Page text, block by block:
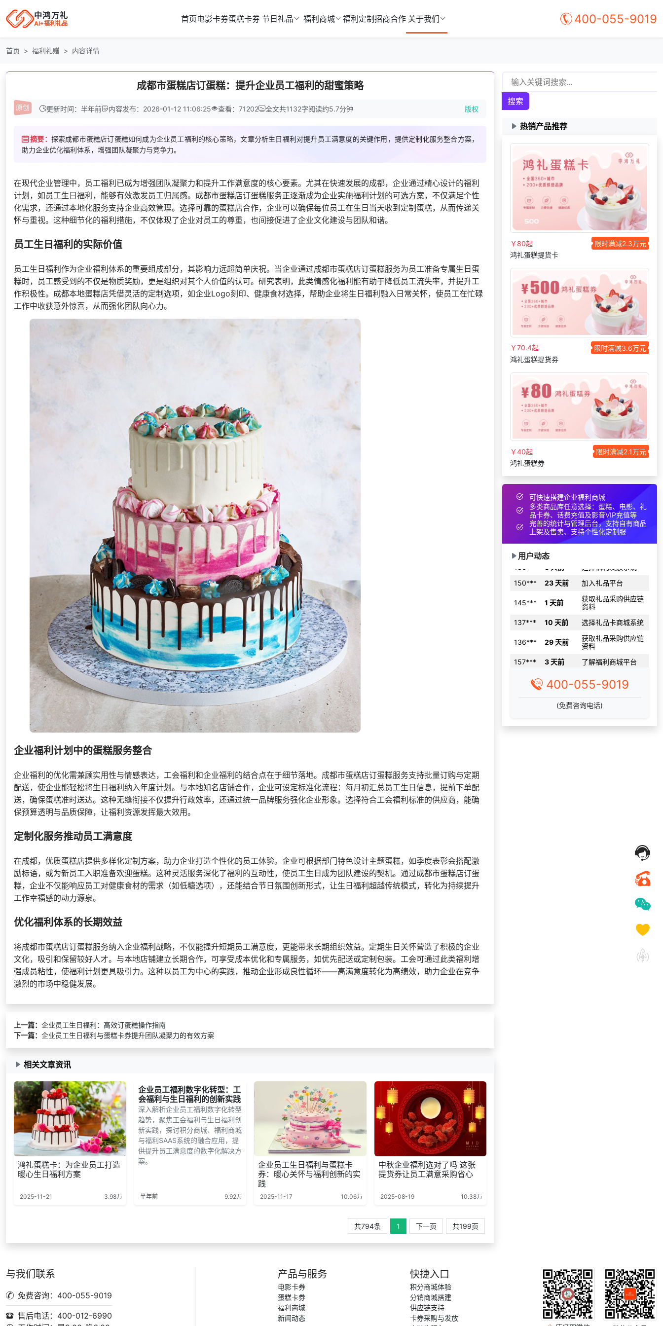
中鸿万礼
AI+福利礼品 首页电影卡券蛋糕卡券 节日礼品 福利商城 福利定制 招商合作 关于我们 400-055-9019
首页 福利礼赠 内容详情
成都市蛋糕店订蛋糕：提升企业员工福利的甜蜜策略
更新时间：半年前 内容发布：2026-01-12 11:06:25 查看：71202 全文共1132字阅读约5.7分钟 版权
摘要： 探索成都市蛋糕店订蛋糕如何成为企业员工福利的核心策略，文章分析生日福利对提升员工满意度的关键作用，提供定制化服务整合方案，
助力企业优化福利体系，增强团队凝聚力与竞争力。
在现代企业管理中，员工福利已成为增强团队凝聚力和提升工作满意度的核心要素。尤其在快速发展的成都，企业通过精心设计的福利
计划，如员工生日福利，能够有效激发员工归属感。成都市蛋糕店订蛋糕服务正逐渐成为企业实施福利计划的可选方案，不仅满足个性
化需求，还通过本地化服务支持企业高效管理。选择可靠的蛋糕店合作，企业可以确保每位员工在生日当天收到定制蛋糕，从而传递关
怀与重视。这种细节化的福利措施，不仅体现了企业对员工的尊重，也间接促进了企业文化建设与团队和谐。
员工生日福利的实际价值
员工生日福利作为企业福利体系的重要组成部分，其影响力远超简单庆祝。当企业通过成都市蛋糕店订蛋糕服务为员工准备专属生日蛋
糕时，员工感受到的不仅是物质奖励，更是组织对其个人价值的认可。研究表明，此类情感化福利能有助于降低员工流失率，并提升工
作积极性。成都本地蛋糕店凭借灵活的定制选项，如企业Logo刻印、健康食材选择，帮助企业将生日福利融入日常关怀，使员工在忙碌
工作中收获意外惊喜，从而强化团队向心力。
企业福利计划中的蛋糕服务整合
企业福利的优化需兼顾实用性与情感表达，工会福利和企业福利的结合点在于细节落地。成都市蛋糕店订蛋糕服务支持批量订购与定期
配送，使企业能轻松将生日福利纳入年度计划。与本地知名店铺合作，企业可设定标准化流程：每月初汇总员工生日信息，提前下单配
送，确保蛋糕准时送达。这种无缝衔接不仅提升行政效率，还通过统一品牌服务强化企业形象。选择符合工会福利标准的供应商，能确
保预算透明与品质保障，让福利资源发挥最大效用。
定制化服务推动员工满意度
在成都，优质蛋糕店提供多样化定制方案，助力企业打造个性化的员工体验。企业可根据部门特色设计主题蛋糕，如季度表彰会搭配激
励标语，或为新员工入职准备欢迎蛋糕。这种灵活服务深化了福利的互动性，使员工生日成为团队建设的契机。通过成都市蛋糕店订蛋
糕，企业不仅能响应员工对健康食材的需求（如低糖选项），还能结合节日氛围创新形式，让生日福利超越传统模式，转化为持续提升
工作幸福感的动力源泉。
优化福利体系的长期效益
将成都市蛋糕店订蛋糕服务纳入企业福利战略，不仅能提升短期员工满意度，更能带来长期组织效益。定期生日关怀营造了积极的企业
文化，吸引和保留较好人才。与本地店铺建立长期合作，可享受成本优化和专属服务，如优先配送或定制包装。工会可通过此类福利增
强成员粘性，使福利计划更具吸引力。这种以员工为中心的实践，推动企业形成良性循环——高满意度转化为高绩效，助力企业在竞争
激烈的市场中稳健发展。
上一篇： 企业员工生日福利：高效订蛋糕操作指南
下一篇： 企业员工生日福利与蛋糕卡券提升团队凝聚力的有效方案
相关文章资讯
鸿礼蛋糕卡：为企业员工打造
暖心生日福利方案
2025-11-21 3.98万
企业员工福利数字化转型：工
会福利与生日福利的创新实践
深入解析企业员工福利数字化转型
趋势，聚焦工会福利与生日福利创
新实践，探讨积分商城、福利商城
与福利SAAS系统的融合应用，提
供提升员工满意度的数字化解决方
案。
半年前 9.92万
企业员工生日福利与蛋糕卡
券：暖心关怀与福利创新的实
践
2025-11-17 10.06万
中秋企业福利选对了吗 这张
提货券让员工满意采购省心
2025-08-19 10.38万
共794条 1 下一页 共199页
搜索
热销产品推荐
￥80起
限时满减2.3万元
鸿礼蛋糕提货卡
￥70.4起
限时满减3.6万元
鸿礼蛋糕提货券
￥40起
限时满减2.1万元
鸿礼蛋糕券
可快速搭建企业福利商城
多类商品库任意选择：蛋糕、电影、礼
品卡券、话费充值及影音VIP充值等
完善的统计与管理后台，支持自有商品
上架及售卖、支持个性化定制服
用户动态
182*** 4 天前
加入礼品平台
139***
9 天前
了解礼品代发系统
182***
22 天前
获取弹性福利资料
191***
选择礼品商城系统
140***
17 天前
申请按需体验系统
选择了企业福利系统
196***
29 天前
咨询一站式福利方案
199***
18 天前
申请按需体验系统
166***
11 小时前
选择公司礼品商城
186***
8 天前
150***
23 天前 加入礼品平台
1 天前
获取礼品采购供应链
10 天前 选择礼品卡商城系统
136*** 29 天前
获取礼品采购供应链
157***
3 天前
了解福利商城平台
145***
7 天前
选择礼品卡券系统
182***
4 天前
加入礼品平台
22 天前
获取弹性福利资料
191***
21 天前
选择礼品商城系统
获取礼品采购供应链
选择礼品卡商城系统
选择礼品卡券系统
182*** 4 天前
加入礼品平台
139***
9 天前
了解礼品代发系统
182***
22 天前
选择礼品商城系统
140***
17 天前
申请按需体验系统
166***
选择了企业福利系统
咨询一站式福利方案
199***
18 天前
166***
11 小时前
选择公司礼品商城
186***
8 天前
选择福利发放系统
150***
23 天前 加入礼品平台
145*** 1 天前
获取礼品采购供应链
137***
10 天前 选择礼品卡商城系统
136*** 29 天前
获取礼品采购供应链
157***
了解福利商城平台
145***
7 天前 选择礼品卡券系统
400-055-9019
(免费咨询电话)
与我们联系
免费咨询：400-055-9019
售后电话：400-012-6990
产品与服务
电影卡券
蛋糕卡券
福利商城
新闻动态
快捷入口
积分商城体验
分销商城搭建
供应链支持
卡券采购与发放